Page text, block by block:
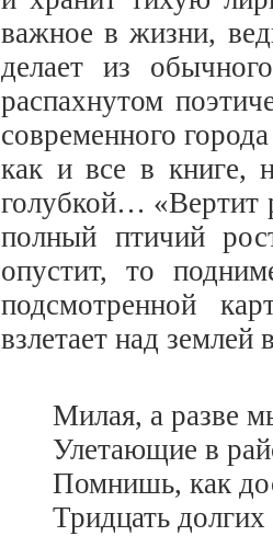
важное в жизни,
делает из
распахнутом
современного
как и все в книге,
голубкой… «Вертит
полный птичий
опустит, то
подсмотренной
взлетает над
Милая, а разве
Улетающие в
Помнишь, как
Тридцать